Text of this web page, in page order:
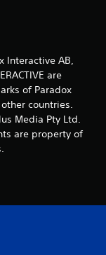
Interactive AB,
are
of Paradox
countries.
Media Pty Ltd.
are property of